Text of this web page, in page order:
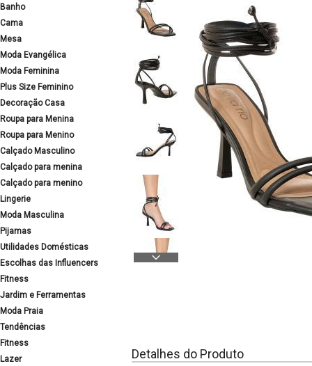
Banho
Cama
Mesa
Moda Evangélica
Moda Feminina
Plus Size Feminino
Decoração Casa
Roupa para Menina
Roupa para Menino
Calçado Masculino
Calçado para menina
Calçado para menino
Lingerie
Moda Masculina
Pijamas
Utilidades Domésticas
Escolhas das Influencers
Fitness
Jardim e Ferramentas
Moda Praia
Tendências
Fitness
Lazer
Detalhes do Produto